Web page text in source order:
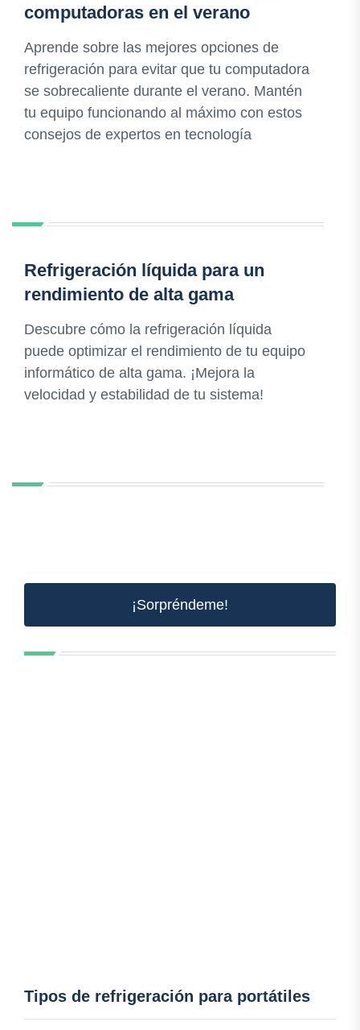
computadoras en el verano
Aprende sobre las mejores opciones de
refrigeración para evitar que tu computadora
se sobrecaliente durante el verano. Mantén
tu equipo funcionando al máximo con estos
consejos de expertos en tecnología
Refrigeración líquida para un
rendimiento de alta gama
Descubre cómo la refrigeración líquida
puede optimizar el rendimiento de tu equipo
informático de alta gama. ¡Mejora la
velocidad y estabilidad de tu sistema!
¡Sorpréndeme!
Tipos de refrigeración para portátiles